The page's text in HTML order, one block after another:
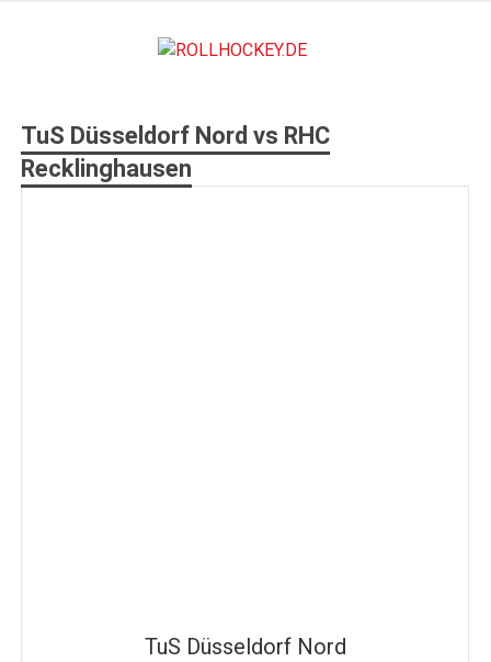
TuS Düsseldorf Nord vs RHC
Recklinghausen
TuS Düsseldorf Nord